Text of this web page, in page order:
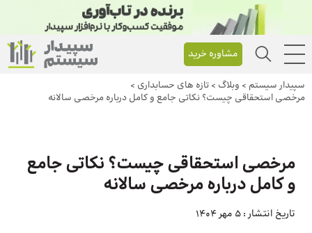
مشاوره خرید
سپیدار سیستم > وبلاگ > تازه های حسابداری >
مرخصی استحقاقی چیست؟‌ نکاتی جامع و کامل درباره مرخصی سالانه
مرخصی استحقاقی چیست؟‌ نکاتی جامع
و کامل درباره مرخصی سالانه
تاریخ انتشار : 5 مهر 1404